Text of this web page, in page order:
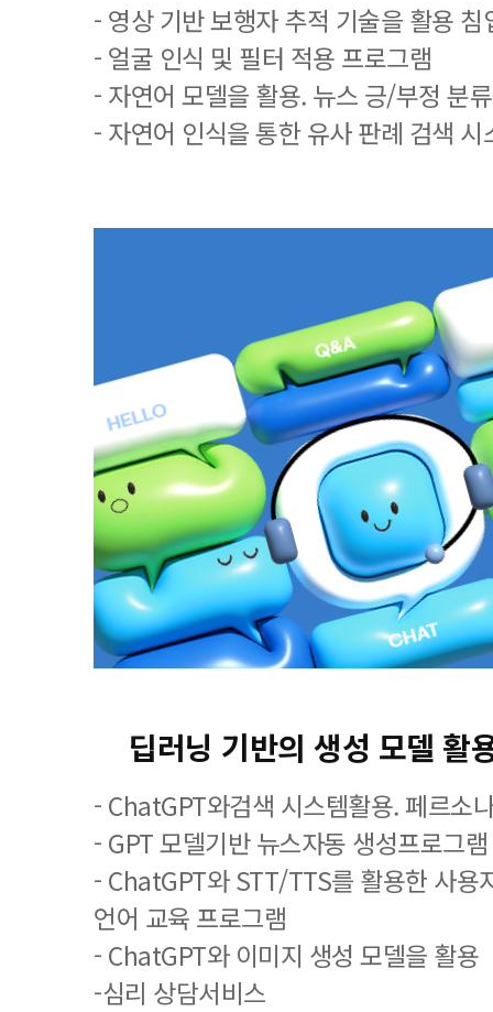
- 영상 기반 보행자 추적 기술을 활용 침
- 얼굴 인식 및 필터 적용 프로그램
- 자연어 모델을 활용. 뉴스 긍/부정 분
- 자연어 인식을 통한 유사 판례 검색 시
딥러닝 기반의 생성 모델 활
- ChatGPT와검색 시스템활용. 페르소
- GPT 모델기반 뉴스자동 생성프로그램
- ChatGPT와 STT/TTS를 활용한 사용
언어 교육 프로그램
- ChatGPT와 이미지 생성 모델을 활용
-심리 상담서비스